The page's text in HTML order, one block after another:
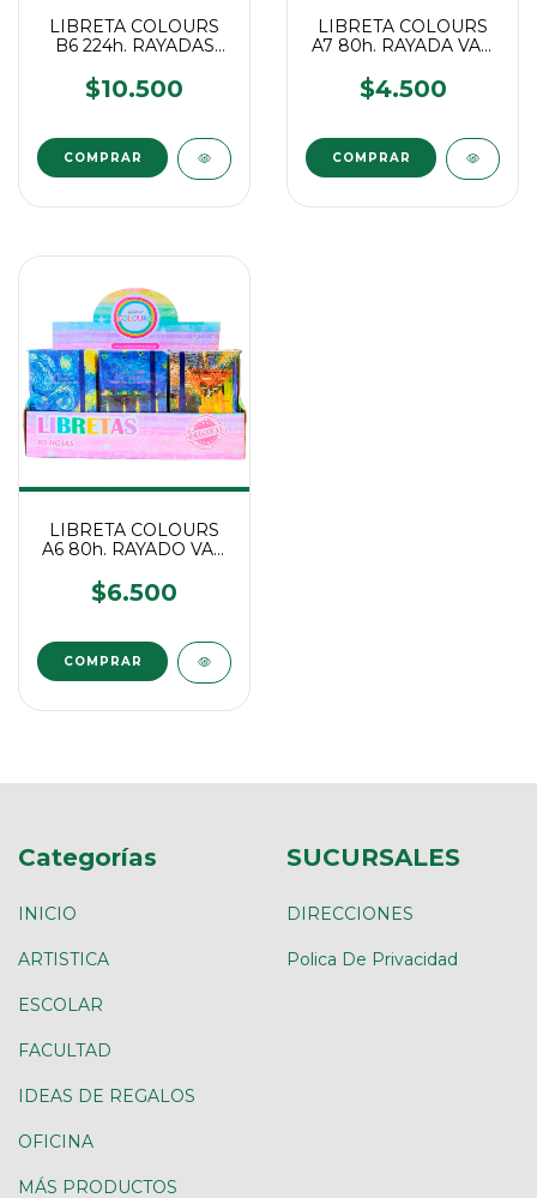
LIBRETA COLOURS
B6 224h. RAYADAS
$10.500
LIBRETA COLOURS
A7 80h. RAYADA VAN
$4.500
LIBRETA COLOURS
A6 80h. RAYADO VAN
$6.500
Categorías
INICIO
ARTISTICA
ESCOLAR
FACULTAD
IDEAS DE REGALOS
OFICINA
MÁS PRODUCTOS
SUCURSALES
DIRECCIONES
Polica De Privacidad